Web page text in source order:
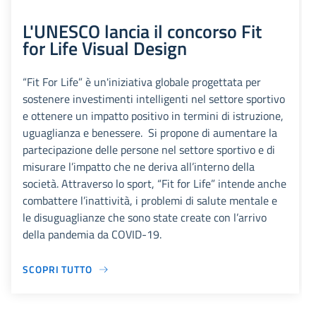
L'UNESCO lancia il concorso Fit
for Life Visual Design
“Fit For Life” è un'iniziativa globale progettata per
sostenere investimenti intelligenti nel settore sportivo
e ottenere un impatto positivo in termini di istruzione,
uguaglianza e benessere. Si propone di aumentare la
partecipazione delle persone nel settore sportivo e di
misurare l’impatto che ne deriva all’interno della
società. Attraverso lo sport, “Fit for Life” intende anche
combattere l’inattività, i problemi di salute mentale e
le disuguaglianze che sono state create con l’arrivo
della pandemia da COVID-19.
SCOPRI TUTTO